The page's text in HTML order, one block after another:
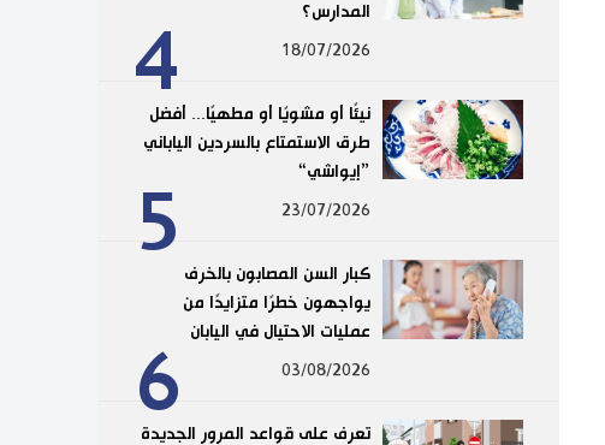
4
المدارس؟
18/07/2026
5
نيئًا أو مشويًا أو مطهيًا... أفضل
طرق الاستمتاع بالسردين الياباني
”إيواشي“
23/07/2026
6
كبار السن المصابون بالخرف
يواجهون خطرًا متزايدًا من
عمليات الاحتيال في اليابان
03/08/2026
تعرف على قواعد المرور الجديدة